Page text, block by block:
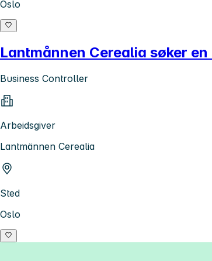
Oslo
Lantmånnen Cerealia søker
Business Controller
Arbeidsgiver
Lantmännen Cerealia
Sted
Oslo